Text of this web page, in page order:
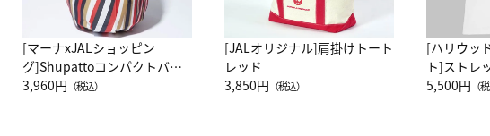
[マーナxJALショッピン
グ]Shupattoコンパクトバッ
グ Drop JAL客室乗務員
3,960円 （税込）
[JALオリジナル]肩掛けトート
レッド
3,850円 （税込）
[ハリウッ
ト]ストレ
ーネック
5,500円 （